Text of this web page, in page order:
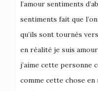
l’amour sentiments
sentiments fait que
qu’ils sont tournés
en réalité je suis
j’aime cette personne
comme cette chose